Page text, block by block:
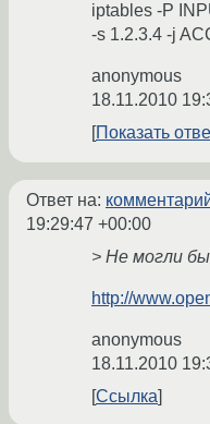
iptables -P
-s 1.2.3.4 -j
anonymous
18.11.2010
Показать
Ответ на:
19:29:47 +00:00
> Не могли
http://
anonymous
18.11.2010
Ссылка